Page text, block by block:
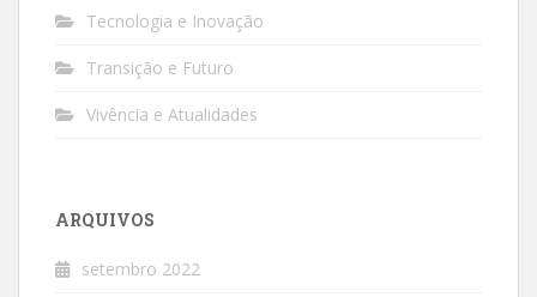
Tecnologia e Inovação
Transição e Futuro
Vivência e Atualidades
ARQUIVOS
setembro 2022